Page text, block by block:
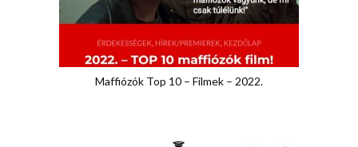
Maffiózók Top 10 – Filmek – 2022.